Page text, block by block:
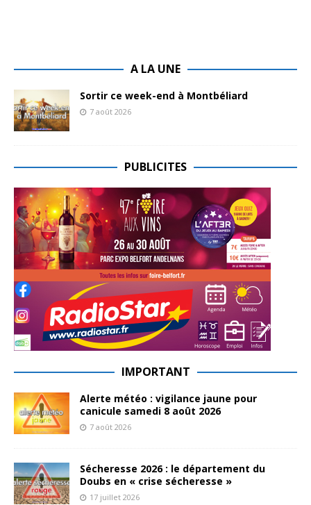
A LA UNE
Sortir ce week-end à Montbéliard
7 août 2026
PUBLICITES
IMPORTANT
Alerte météo : vigilance jaune pour
canicule samedi 8 août 2026
7 août 2026
Sécheresse 2026 : le département du
Doubs en « crise sécheresse »
17 juillet 2026